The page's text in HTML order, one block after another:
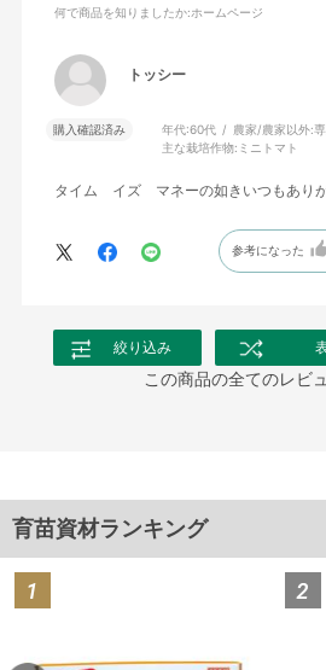
何で商品を知りましたか:ホームページ
トッシー
購入確認済み 年代:60代 農家/農家以外:
主な栽培作物: ミニトマト
タイム イズ マネーの如きいつもあり
参考になった
絞り込み
この商品の全てのレビ
育苗資材ランキング